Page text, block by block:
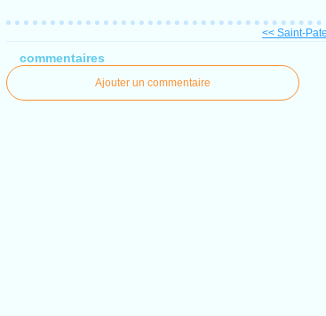
<< Saint-
commentaires
Ajouter un commentaire